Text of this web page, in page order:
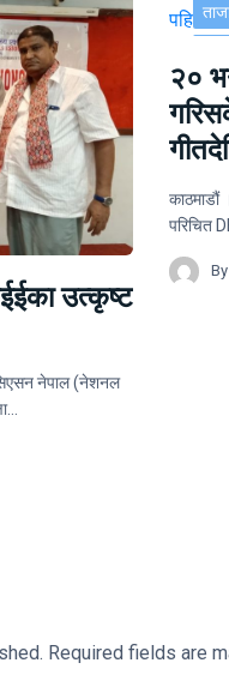
उत्कृष्ट
नेपाल (नेशनल
२०
काठमाडौं
परिचित
By
Required fields are